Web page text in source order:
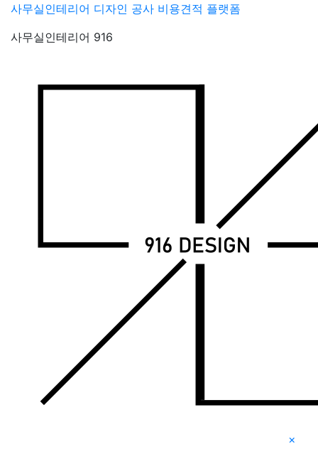
Skip
content
사무실인테리어 디자인 공사 비용견적 플랫폼
사무실인테리어 916
×